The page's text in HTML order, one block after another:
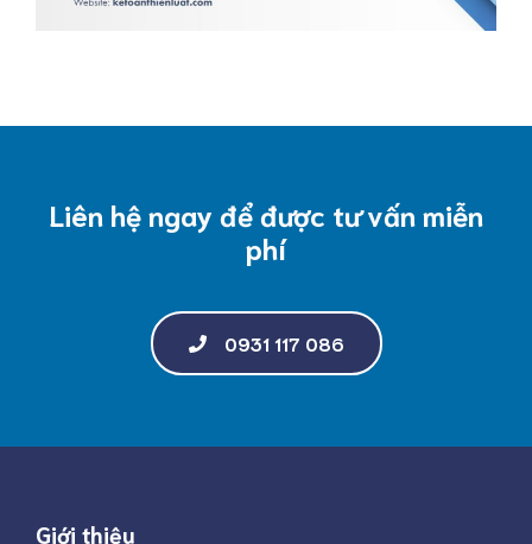
Liên hệ ngay để được tư vấn miễn
phí
0931 117 086
Giới thiệu